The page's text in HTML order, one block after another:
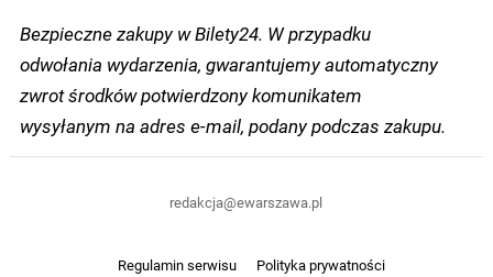
Bezpieczne zakupy w Bilety24. W przypadku
odwołania wydarzenia, gwarantujemy automatyczny
zwrot środków potwierdzony komunikatem
wysyłanym na adres e-mail, podany podczas zakupu.
Regulamin serwisu
Polityka prywatności
redakcja@ewarszawa.pl